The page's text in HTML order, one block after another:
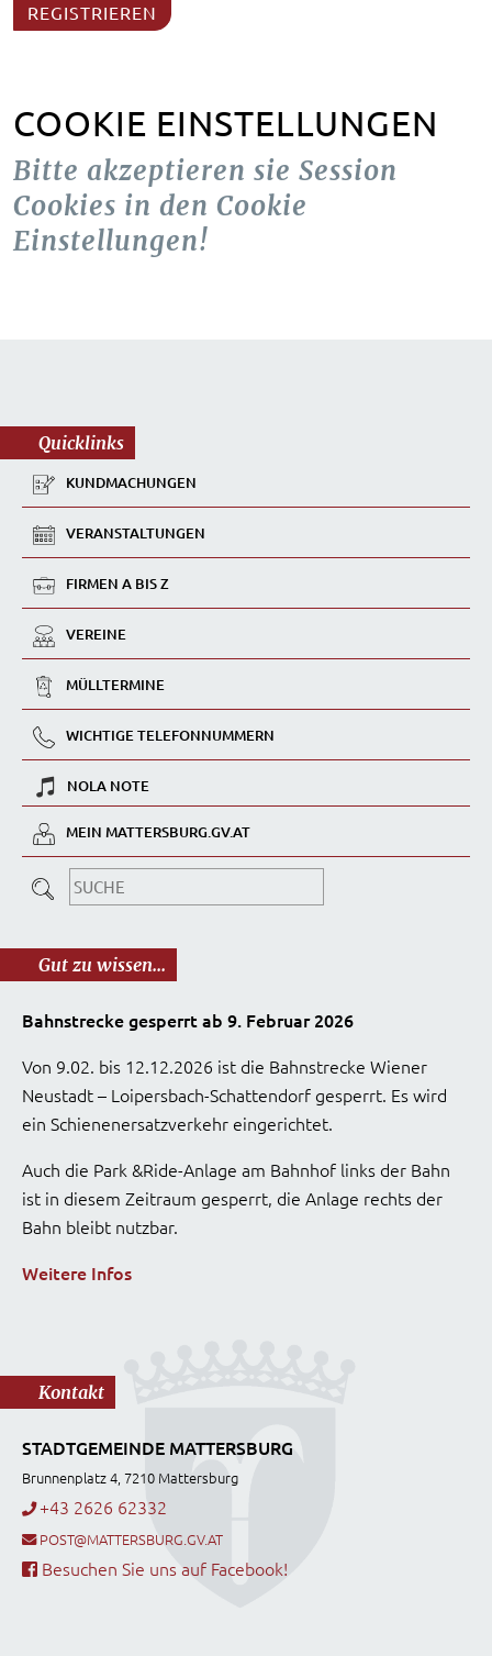
REGISTRIEREN
COOKIE EINSTELLUNGEN
Bitte akzeptieren sie Session
Cookies in den Cookie
Einstellungen!
Quicklinks
KUNDMACHUNGEN
VERANSTALTUNGEN
FIRMEN A BIS Z
VEREINE
MÜLLTERMINE
WICHTIGE TELEFONNUMMERN
NOLA NOTE
MEIN MATTERSBURG.GV.AT
Gut zu wissen...
Bahnstrecke gesperrt ab 9. Februar 2026
Von 9.02. bis 12.12.2026 ist die Bahnstrecke Wiener
Neustadt – Loipersbach-Schattendorf gesperrt. Es wird
ein Schienenersatzverkehr eingerichtet.
Auch die Park &Ride-Anlage am Bahnhof links der Bahn
ist in diesem Zeitraum gesperrt, die Anlage rechts der
Bahn bleibt nutzbar.
Weitere Infos
Kontakt
STADTGEMEINDE MATTERSBURG
Brunnenplatz 4, 7210 Mattersburg
+43 2626 62332
POST@MATTERSBURG.GV.AT
Besuchen Sie uns auf Facebook!